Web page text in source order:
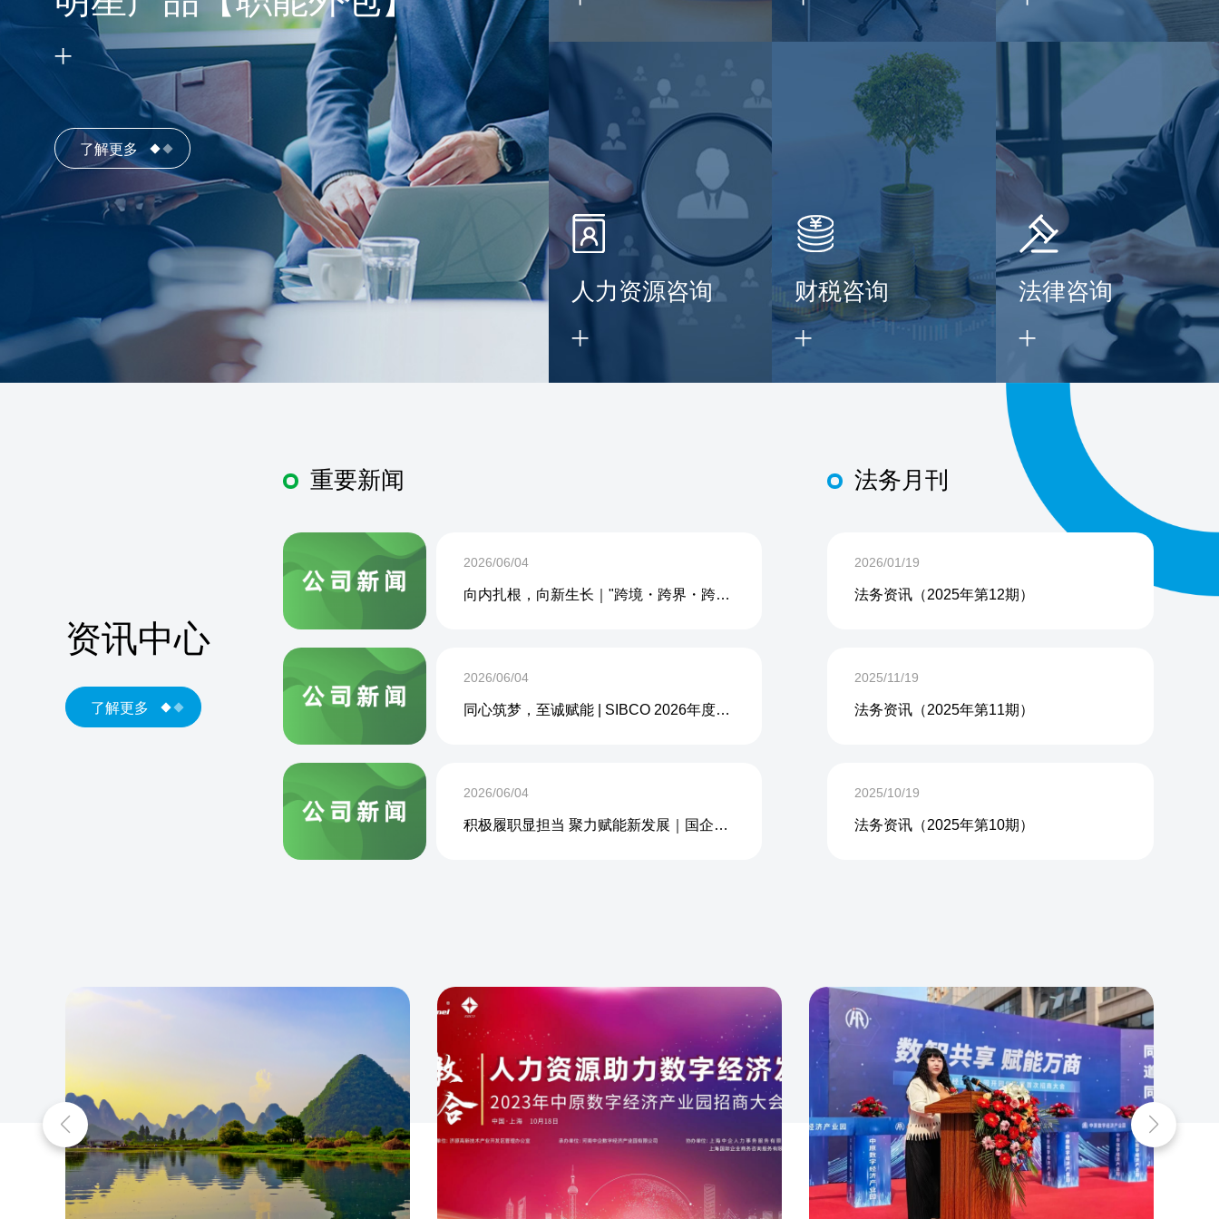
了解更多
人力资源咨询 财税咨询 法律咨询
资讯中心
了解更多
重要新闻
2026/06/04
向内扎根，向新生长｜"跨境・跨界・跨周期企业内生力沙龙"成功举办
2026/06/04
同心筑梦，至诚赋能 | SIBCO 2026年度团建活动圆满收官
2026/06/04
积极履职显担当 聚力赋能新发展｜国企商务&中企人力出席上海现代服务业联合会第五届会员大会第三次会议暨2026服务业高质量发展大会
法务月刊
2026/01/19
法务资讯（2025年第12期）
2025/11/19
法务资讯（2025年第11期）
2025/10/19
法务资讯（2025年第10期）